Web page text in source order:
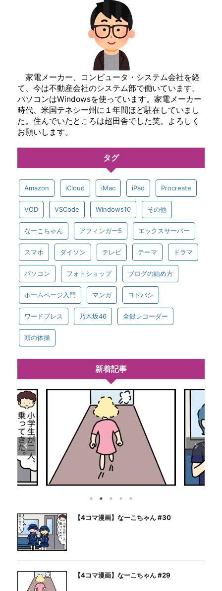
家電メーカー、コンピュータ・システム会社を経
て、今は不動産会社のシステム部で働いています。
パソコンはWindowsを使っています。家電メーカー
時代、米国テネシー州に１年間ほど駐在していまし
た。住んでいたところは超田舎でした笑。よろしく
お願いします。
タグ
Amazon iCloud iMac iPad Procreate
VOD VSCode Windows10 その他
なーこちゃん アフィンガー5 エックスサーバー
スマホ ダイソン テレビ テーマ ドラマ
パソコン フォトショップ ブログの始め方
ホームページ入門 マンガ ヨドバシ
ワードプレス 乃木坂46 全録レコーダー
頭の体操
新着記事
【4コマ漫画】なーこちゃん #30
【4コマ漫画】なーこちゃん #29